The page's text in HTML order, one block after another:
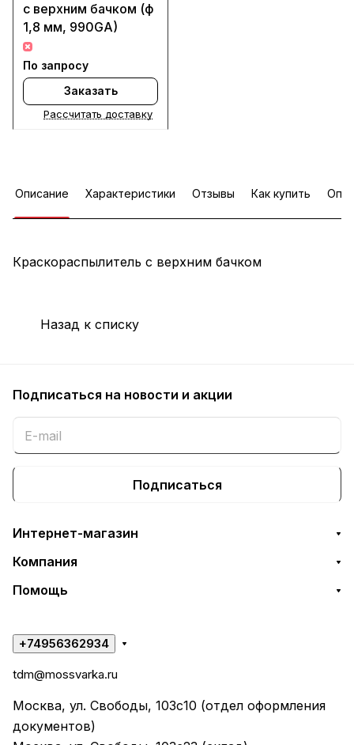
с верхним бачком (ф
1,8 мм, 990GA)
По запросу
Заказать
Рассчитать доставку
Описание Характеристики Отзывы Как купить
Краскораспылитель с верхним бачком
Назад к списку
Подписаться на новости и акции
Подписаться
Интернет-магазин
Компания
Помощь
+74956362934
tdm@mossvarka.ru
Москва, ул. Свободы, 103с10 (отдел оформления
документов)